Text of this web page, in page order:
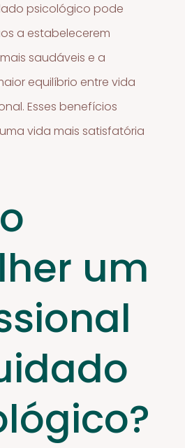
psicológico pode
a estabelecerem
saudáveis e a
equilíbrio entre vida
Esses benefícios
vida mais satisfatória
um